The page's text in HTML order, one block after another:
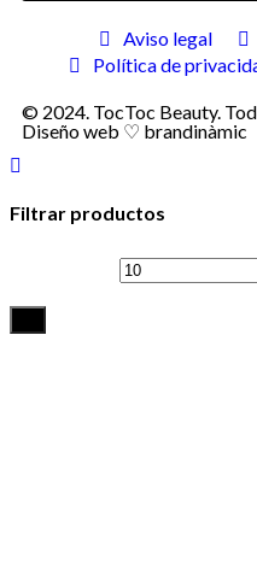
Aviso legal
Política de
© 2024. TocToc Beauty.
Diseño web ♡ brandinàmic
Filtrar productos